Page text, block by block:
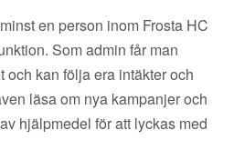
en person inom Frosta HC
Som admin får man
och kan följa era intäkter och
läsa om nya kampanjer och
hjälpmedel för att lyckas med